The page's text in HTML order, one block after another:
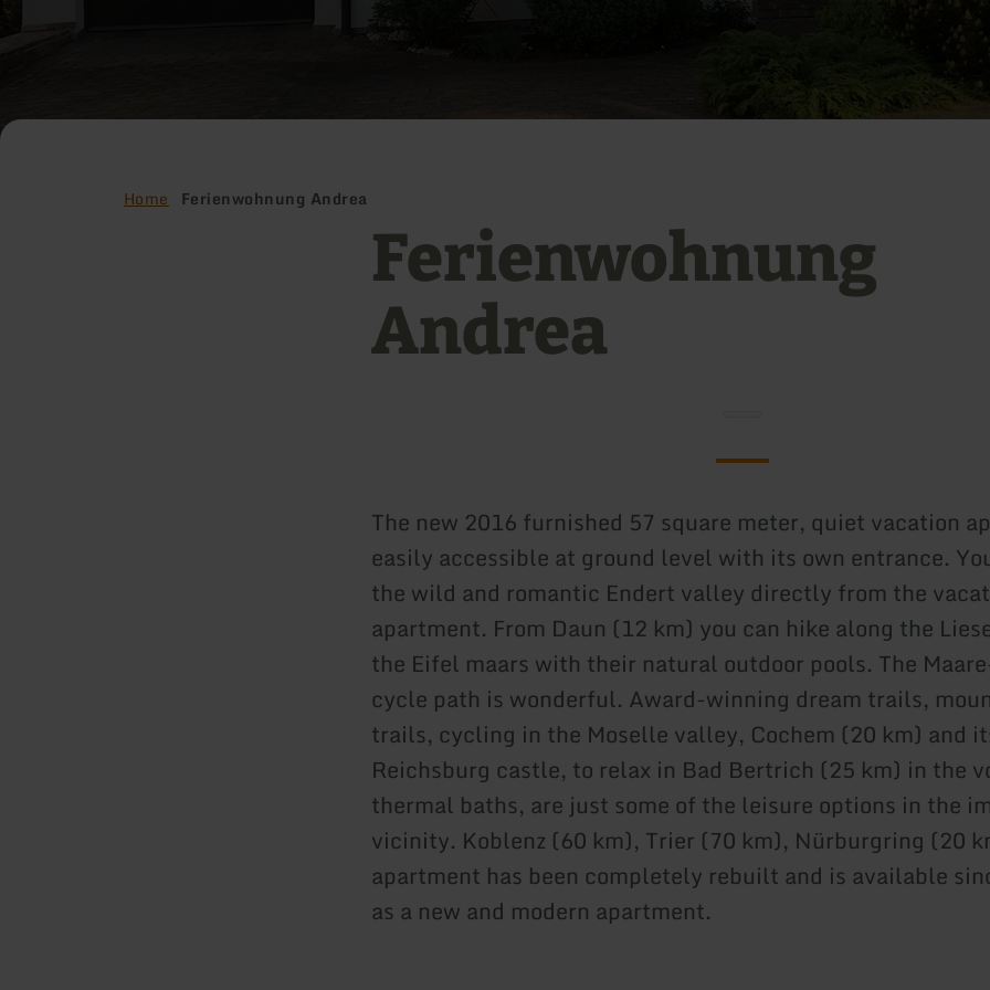
Home Ferienwohnung Andrea
Ferienwohnung
Andrea
The new 2016 furnished 57 square meter, quiet vacation
easily accessible at ground level with its own entrance.
the wild and romantic Endert valley directly from the
apartment. From Daun (12 km) you can hike along the
the Eifel maars with their natural outdoor pools. The
cycle path is wonderful. Award-winning dream trails,
trails, cycling in the Moselle valley, Cochem (20 km) and
Reichsburg castle, to relax in Bad Bertrich (25 km) in the
thermal baths, are just some of the leisure options in the
vicinity. Koblenz (60 km), Trier (70 km), Nürburgring (20
apartment has been completely rebuilt and is available
as a new and modern apartment.